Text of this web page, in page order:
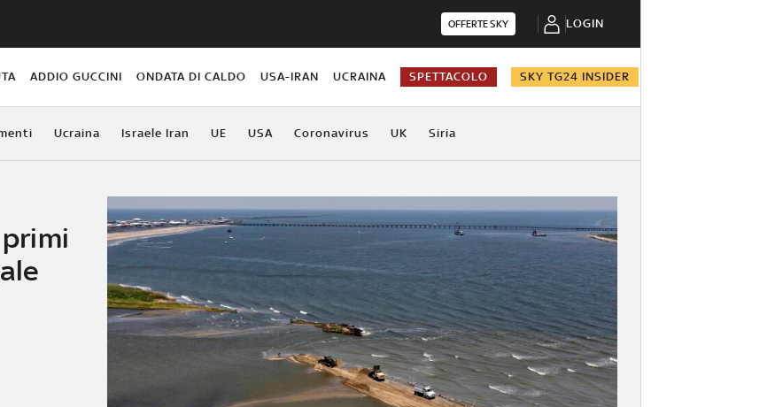
OFFERTE SKY LOGIN
ADDIO GUCCINI ONDATA DI CALDO USA-IRAN UCRAINA SPETTACOLO SKY TG24 INSIDER
Ucraina Israele Iran UE USA Coronavirus UK Siria